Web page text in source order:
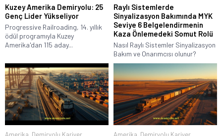
Kuzey Amerika Demiryolu: 25
Genç Lider Yükseliyor
Progressive Railroading, 14. yıllık
ödül programıyla Kuzey
Amerika'dan 115 aday...
Raylı Sistemlerde
Sinyalizasyon Bakımında MYK
Seviye 6 Belgelendirmenin
Kaza Önlemedeki Somut Rolü
Nasıl Raylı Sistemler Sinyalizasyon
Bakım ve Onarımcısı olunur?